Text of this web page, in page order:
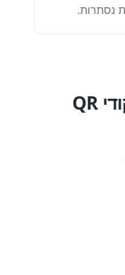
מי משתמש בקודי QR